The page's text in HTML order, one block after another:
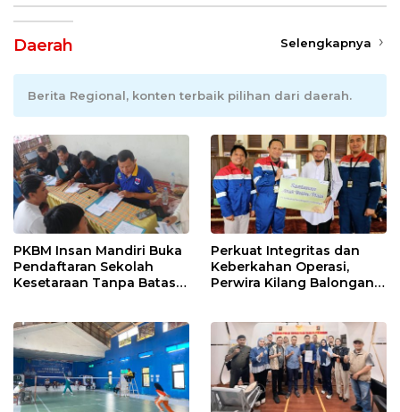
Daerah Selengkapnya
Berita Regional, konten terbaik pilihan dari daerah.
PKBM Insan Mandiri Buka
Pendaftaran Sekolah
Kesetaraan Tanpa Batas
Perkuat Integritas dan
Keberkahan Operasi,
Perwira Kilang Balongan